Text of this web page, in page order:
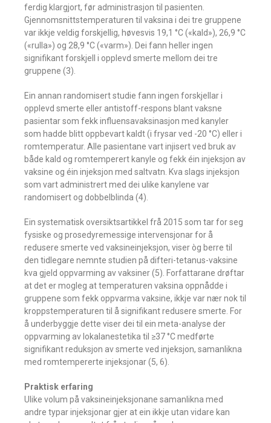
ferdig klargjort, før administrasjon til pasienten.
Gjennomsnittstemperaturen til vaksina i dei tre gruppene
var ikkje veldig forskjellig, høvesvis 19,1 °C («kald»), 26,9 °C
(«rulla») og 28,9 °C («varm»). Dei fann heller ingen
signifikant forskjell i opplevd smerte mellom dei tre
gruppene (3).
Ein annan randomisert studie fann ingen forskjellar i
opplevd smerte eller antistoff-respons blant vaksne
pasientar som fekk influensavaksinasjon med kanyler
som hadde blitt oppbevart kaldt (i frysar ved -20 °C) eller i
romtemperatur. Alle pasientane vart injisert ved bruk av
både kald og romtemperert kanyle og fekk éin injeksjon av
vaksine og éin injeksjon med saltvatn. Kva slags injeksjon
som vart administrert med dei ulike kanylene var
randomisert og dobbelblinda (4).
Ein systematisk oversiktsartikkel frå 2015 som tar for seg
fysiske og prosedyremessige intervensjonar for å
redusere smerte ved vaksineinjeksjon, viser òg berre til
den tidlegare nemnte studien på difteri-tetanus-vaksine
kva gjeld oppvarming av vaksiner (5). Forfattarane drøftar
at det er mogleg at temperaturen vaksina oppnådde i
gruppene som fekk oppvarma vaksine, ikkje var nær nok til
kroppstemperaturen til å signifikant redusere smerte. For
å underbyggje dette viser dei til ein meta-analyse der
oppvarming av lokalanestetika til ≥37 °C medførte
signifikant reduksjon av smerte ved injeksjon, samanlikna
med romtempererte injeksjonar (5, 6).
Praktisk erfaring
Ulike volum på vaksineinjeksjonane samanlikna med
andre typar injeksjonar gjer at ein ikkje utan vidare kan